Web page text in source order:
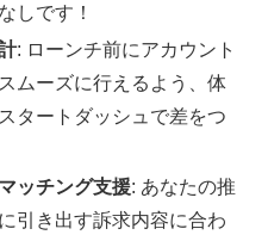
しです！
: ローンチ前にアカウント
ムーズに行えるよう、体
タートダッシュで差をつ
ッチング支援: あなたの推
引き出す訴求内容に合わ